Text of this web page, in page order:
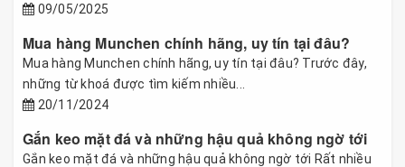
09/05/2025
Mua hàng Munchen chính hãng, uy tín tại đâu?
Mua hàng Munchen chính hãng, uy tín tại đâu? Trước đây,
những từ khoá được tìm kiếm nhiều...
20/11/2024
Gắn keo mặt đá và những hậu quả không ngờ tới
Gắn keo mặt đá và những hậu quả không ngờ tới Rất nhiều